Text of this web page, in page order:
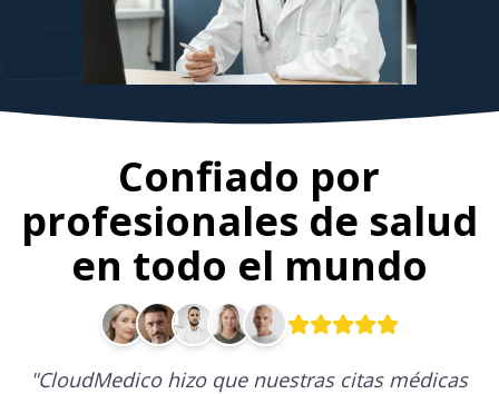
Confiado por
profesionales de salud
en todo el mundo
"CloudMedico hizo que nuestras citas médicas